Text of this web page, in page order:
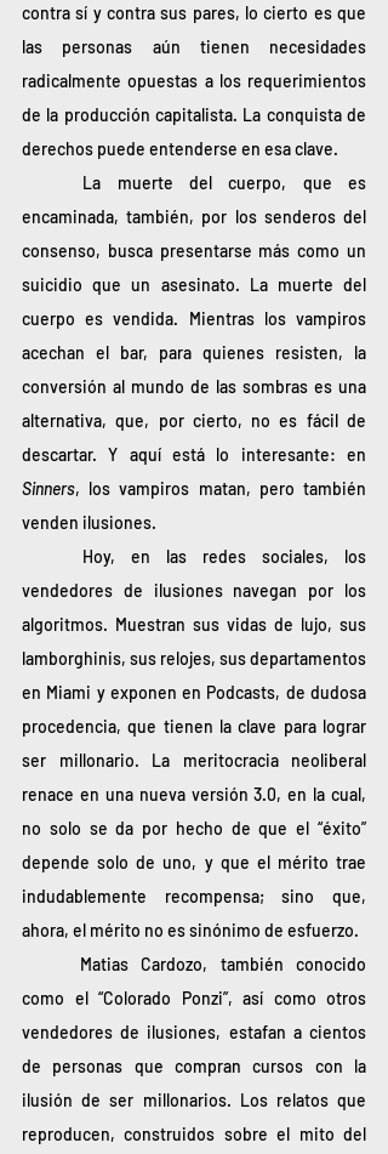
contra sí y contra sus pares, lo cierto es que
las personas aún tienen necesidades
radicalmente opuestas a los requerimientos
de la producción capitalista. La conquista de
derechos puede entenderse en esa clave.
encaminada, también, por los senderos del
consenso, busca presentarse más como un
suicidio que un asesinato. La muerte del
cuerpo es vendida. Mientras los vampiros
acechan el bar, para quienes resisten, la
conversión al mundo de las sombras es una
alternativa, que, por cierto, no es fácil de
Sinners, los vampiros matan, pero también
venden ilusiones.
vendedores de ilusiones navegan por los
algoritmos. Muestran sus vidas de lujo, sus
lamborghinis, sus relojes, sus departamentos
en Miami y exponen en Podcasts, de dudosa
procedencia, que tienen la clave para lograr
ser millonario. La meritocracia neoliberal
renace en una nueva versión 3.0, en la cual,
no solo se da por hecho de que el “éxito”
depende solo de uno, y que el mérito trae
indudablemente recompensa; sino que,
ahora, el mérito no es sinónimo de esfuerzo.
como el “Colorado Ponzi”, así como otros
vendedores de ilusiones, estafan a cientos
de personas que compran cursos con la
ilusión de ser millonarios. Los relatos que
reproducen, construidos sobre el mito del